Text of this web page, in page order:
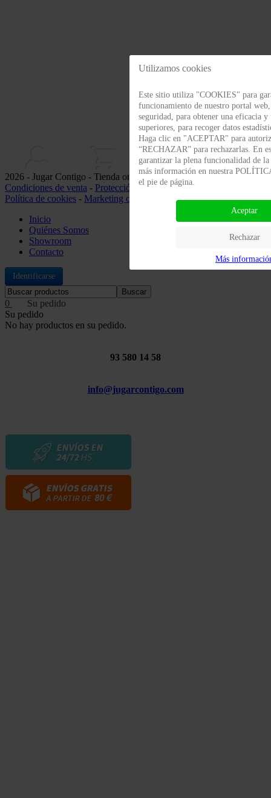
2026 - Jugar Contigo - Tienda online de juguetes - Nota legal -
Condiciones de venta - Protección de datos -Política de privacidad
Política de cookies - Marketing online
Inicio
Quiénes Somos
Showroom
Contacto
Identificarse
Buscar
0
Su pedido
No hay productos en su pedido.
93 580 14 58
info@jugarcontigo.com
Utilizamos cookies
Este sitio utiliza "COOKIES" para
funcionamiento de nuestro portal
seguridad, para obtener una eficacia y
superiores, para recoger datos
Haga clic en "ACEPTAR" para
“RECHAZAR” para rechazarlas. En
garantizar la plena funcionalidad de la
más información en nuestra
el pie de página.
Aceptar
Rechazar
Más